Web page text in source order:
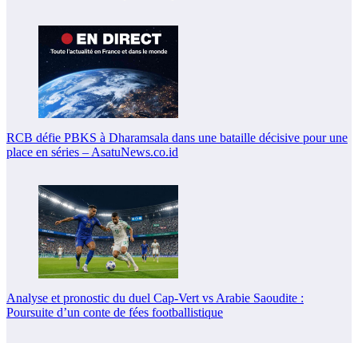
RCB défie PBKS à Dharamsala dans une bataille décisive pour une
place en séries – AsatuNews.co.id
Analyse et pronostic du duel Cap-Vert vs Arabie Saoudite :
Poursuite d’un conte de fées footballistique